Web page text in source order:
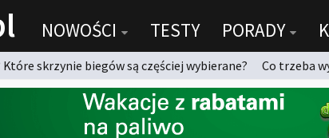
NOWOŚCI TESTY PORADY
skrzynie biegów są częściej wybierane? Co trzeba